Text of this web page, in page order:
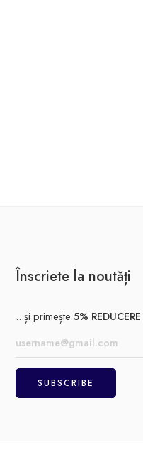
Înscriete la noutăți
...și primește 5% REDUCERE